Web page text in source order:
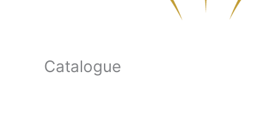
Catalogue